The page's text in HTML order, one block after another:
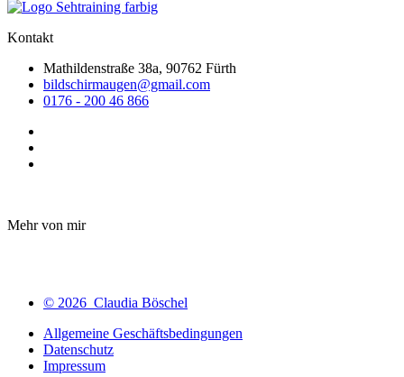
Kontakt
Mathildenstraße 38a, 90762 Fürth
bildschirmaugen@gmail.com
0176 - 200 46 866
Mehr von mir
© 2026 Claudia Böschel
Allgemeine Geschäftsbedingungen
Datenschutz
Impressum